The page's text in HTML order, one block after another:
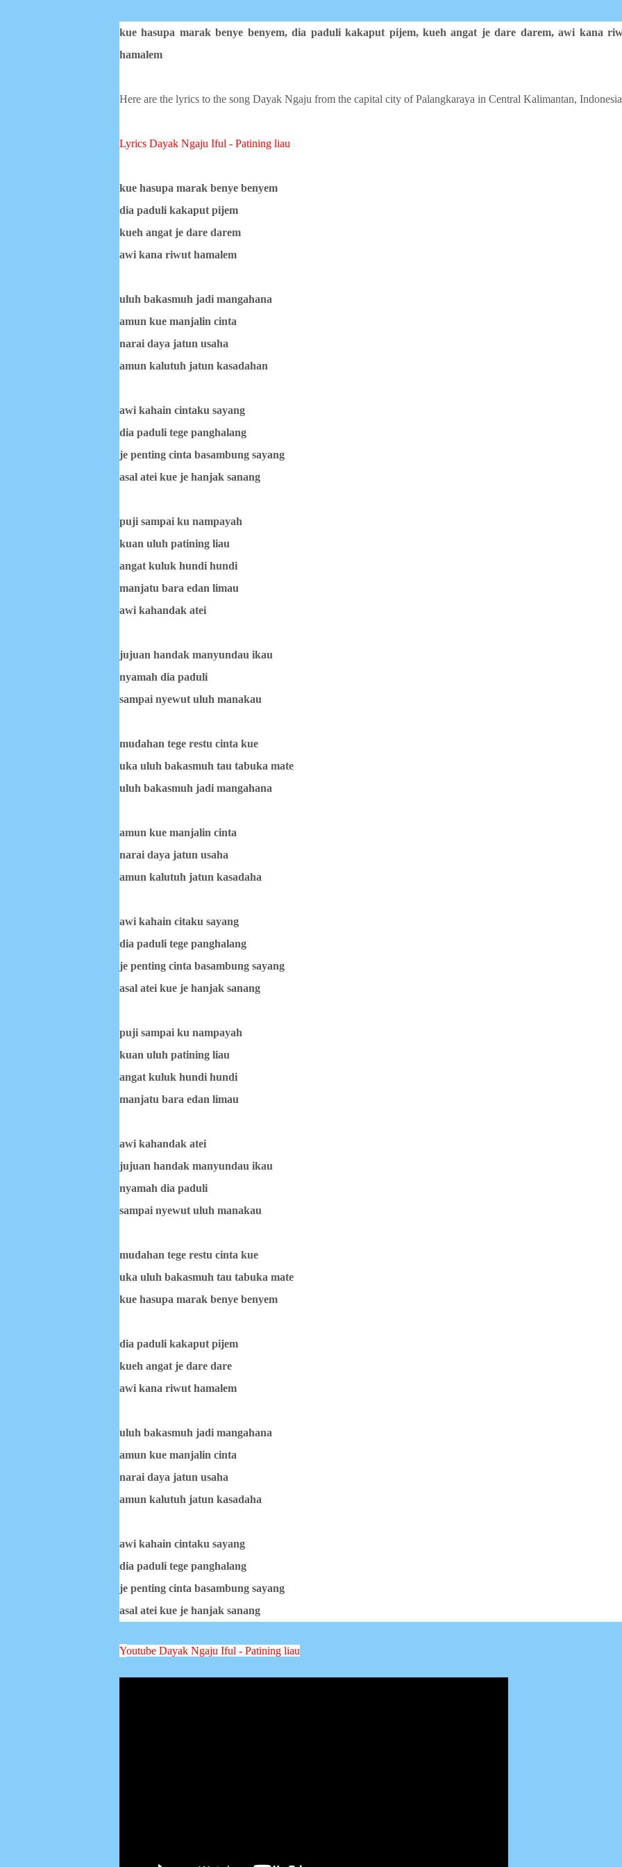
kue hasupa marak benye benyem,dia paduli kakaput pijem, kueh angat je dare darem,awi kana
hamalem
Here are the lyrics to the song Dayak Ngaju from the capital city of Palangkaraya in Central Kalimantan, Indonesia
Lyrics Dayak Ngaju Iful - Patining liau
kue hasupa marak benye benyem
dia paduli kakaput pijem
kueh angat je dare darem
awi kana riwut hamalem
uluh bakasmuh jadi mangahana
amun kue manjalin cinta
narai daya jatun usaha
amun kalutuh jatun kasadahan
awi kahain cintaku sayang
dia paduli tege panghalang
je penting cinta basambung sayang
asal atei kue je hanjak sanang
puji sampai ku nampayah
kuan uluh patining liau
angat kuluk hundi hundi
manjatu bara edan limau
awi kahandak atei
jujuan handak manyundau ikau
nyamah dia paduli
sampai nyewut uluh manakau
mudahan tege restu cinta kue
uka uluh bakasmuh tau tabuka mate
uluh bakasmuh jadi mangahana
amun kue manjalin cinta
narai daya jatun usaha
amun kalutuh jatun kasadaha
awi kahain citaku sayang
dia paduli tege panghalang
je penting cinta basambung sayang
asal atei kue je hanjak sanang
puji sampai ku nampayah
kuan uluh patining liau
angat kuluk hundi hundi
manjatu bara edan limau
awi kahandak atei
jujuan handak manyundau ikau
nyamah dia paduli
sampai nyewut uluh manakau
mudahan tege restu cinta kue
uka uluh bakasmuh tau tabuka mate
kue hasupa marak benye benyem
dia paduli kakaput pijem
kueh angat je dare dare
awi kana riwut hamalem
uluh bakasmuh jadi mangahana
amun kue manjalin cinta
narai daya jatun usaha
amun kalutuh jatun kasadaha
awi kahain cintaku sayang
dia paduli tege panghalang
je penting cinta basambung sayang
asal atei kue je hanjak sanang
Youtube Dayak Ngaju Iful - Patining liau